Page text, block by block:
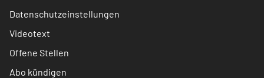
Datenschutzeinstellungen
Videotext
Offene Stellen
Abo kündigen